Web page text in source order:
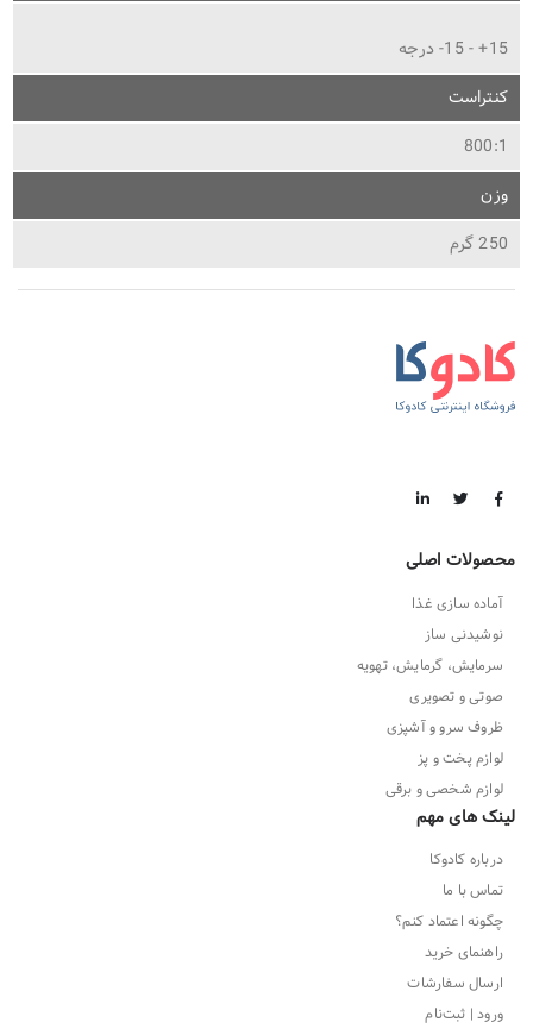
15+ - 15- درجه
کنتراست
800:1
وزن
250 گرم
محصولات اصلی
آماده سازی غذا
نوشیدنی ساز
سرمایش، گرمایش، تهویه
صوتی و تصویری
ظروف سرو و آشپزی
لوازم پخت و پز
لوازم شخصی و برقی
لینک های مهم
درباره کادوکا
تماس با ما
چگونه اعتماد کنم؟
راهنمای خرید
ارسال سفارشات
ورود | ثبت‌نام